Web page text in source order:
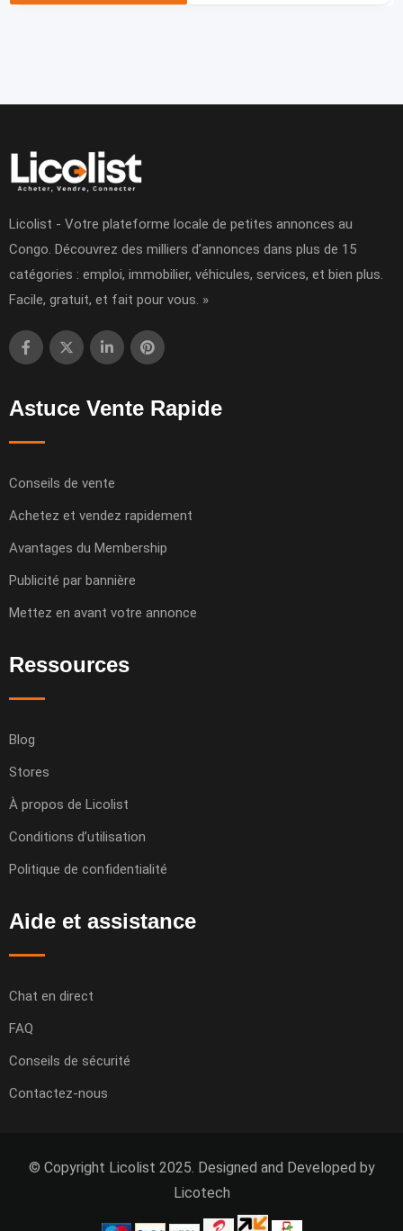
Licolist - Votre plateforme locale de petites annonces au
Congo. Découvrez des milliers d’annonces dans plus de 15
catégories : emploi, immobilier, véhicules, services, et bien plus.
Facile, gratuit, et fait pour vous. »
Astuce Vente Rapide
Conseils de vente
Achetez et vendez rapidement
Avantages du Membership
Publicité par bannière
Mettez en avant votre annonce
Ressources
Blog
Stores
À propos de Licolist
Conditions d’utilisation
Politique de confidentialité
Aide et assistance
Chat en direct
FAQ
Conseils de sécurité
Contactez-nous
© Copyright Licolist 2025. Designed and Developed by
Licotech